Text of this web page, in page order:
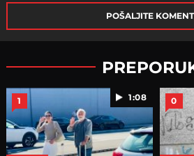
POŠALJITE
1:08
1 0